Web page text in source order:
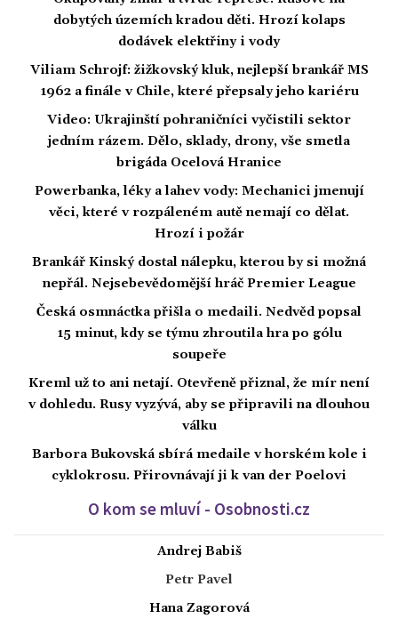
dobytých územích kradou děti. Hrozí kolaps
dodávek elektřiny i vody
Viliam Schrojf: žižkovský kluk, nejlepší brankář MS
1962 a finále v Chile, které přepsaly jeho kariéru
Video: Ukrajinští pohraničníci vyčistili sektor
jedním rázem. Dělo, sklady, drony, vše smetla
brigáda Ocelová Hranice
Powerbanka, léky a lahev vody: Mechanici jmenují
věci, které v rozpáleném autě nemají co dělat.
Hrozí i požár
Brankář Kinský dostal nálepku, kterou by si možná
nepřál. Nejsebevědomější hráč Premier League
Česká osmnáctka přišla o medaili. Nedvěd popsal
15 minut, kdy se týmu zhroutila hra po gólu
soupeře
Kreml už to ani netají. Otevřeně přiznal, že mír není
v dohledu. Rusy vyzývá, aby se připravili na dlouhou
válku
Barbora Bukovská sbírá medaile v horském kole i
cyklokrosu. Přirovnávají ji k van der Poelovi
O kom se mluví - Osobnosti.cz
Andrej Babiš
Petr Pavel
Hana Zagorová